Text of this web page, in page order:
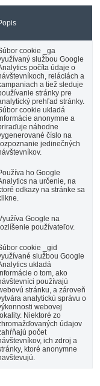
cookie _ga
službou Google
počíta údaje o
reláciách a
a tiež sleduje
stránky pre
prehľad stránky.
cookie ukladá
anonymne a
náhodne
číslo na
jedinečných
ho Google
na určenie, na
odkazy na stránke sa
Google na
používateľov.
cookie _gid
službou Google
ukladá
o tom, ako
používajú
stránku, a zároveň
analytickú správu o
webovej
Niektoré zo
údajov
počet
ich zdroj a
ktoré anonymne